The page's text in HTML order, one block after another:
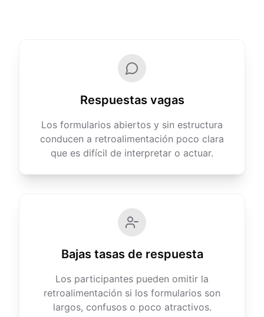
Respuestas vagas
Los formularios abiertos y sin estructura
conducen a retroalimentación poco clara
que es difícil de interpretar o actuar.
Bajas tasas de respuesta
Los participantes pueden omitir la
retroalimentación si los formularios son
largos, confusos o poco atractivos.